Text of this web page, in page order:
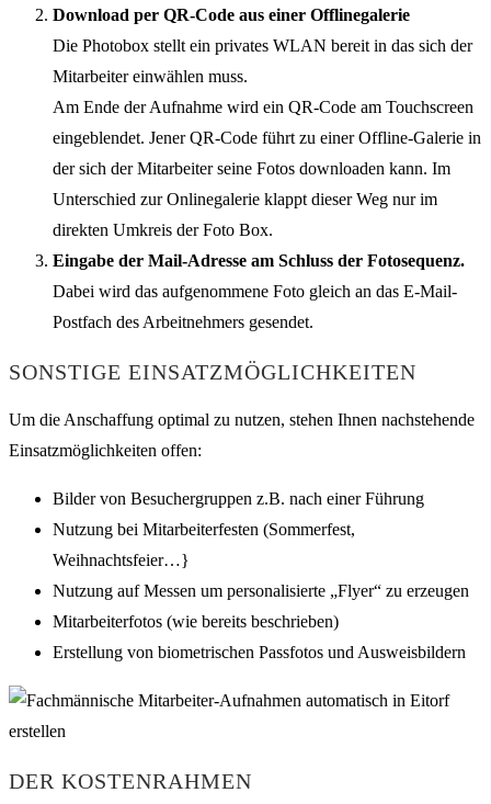
Download per QR-Code aus einer Offlinegalerie
Die Photobox stellt ein privates WLAN bereit in das sich der
Mitarbeiter einwählen muss.
Am Ende der Aufnahme wird ein QR-Code am Touchscreen
eingeblendet. Jener QR-Code führt zu einer Offline-Galerie in
der sich der Mitarbeiter seine Fotos downloaden kann. Im
Unterschied zur Onlinegalerie klappt dieser Weg nur im
direkten Umkreis der Foto Box.
Eingabe der Mail-Adresse am Schluss der Fotosequenz.
Dabei wird das aufgenommene Foto gleich an das E-Mail-
Postfach des Arbeitnehmers gesendet.
SONSTIGE EINSATZMÖGLICHKEITEN
Um die Anschaffung optimal zu nutzen, stehen Ihnen nachstehende
Einsatzmöglichkeiten offen:
Bilder von Besuchergruppen z.B. nach einer Führung
Nutzung bei Mitarbeiterfesten (Sommerfest,
Weihnachtsfeier…}
Nutzung auf Messen um personalisierte „Flyer“ zu erzeugen
Mitarbeiterfotos (wie bereits beschrieben)
Erstellung von biometrischen Passfotos und Ausweisbildern
DER KOSTENRAHMEN